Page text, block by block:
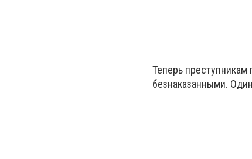
Теперь
безнаказанными.